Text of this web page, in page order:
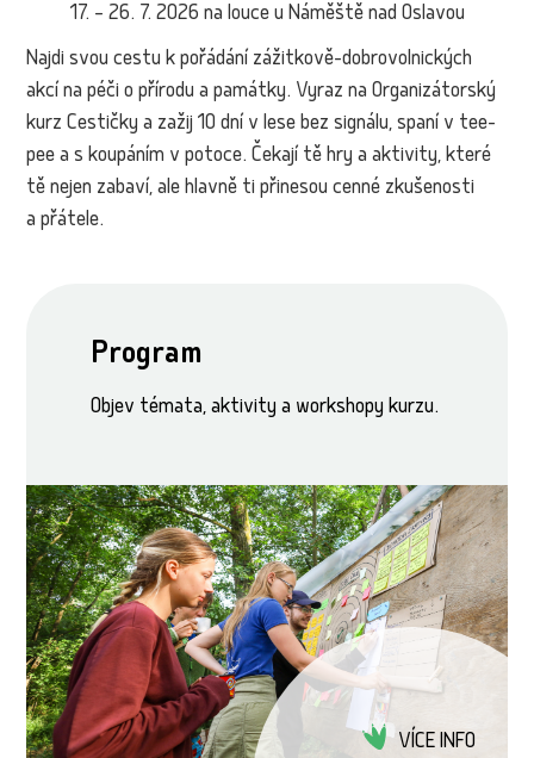
17. – 26. 7. 2026 na louce u Náměště nad Oslavou
Najdi svou cestu k pořádání zážitkově-dobrovolnických
akcí na péči o přírodu a památky. Vyraz na Organizátorský
kurz Cestičky a zažij 10 dní v lese bez signálu, spaní v tee-
pee a s koupáním v potoce. Čekají tě hry a aktivity, které
tě nejen zabaví, ale hlavně ti přinesou cenné zkušenosti
a přátele.
Program
Objev témata, aktivity a workshopy kurzu.
VÍCE INFO